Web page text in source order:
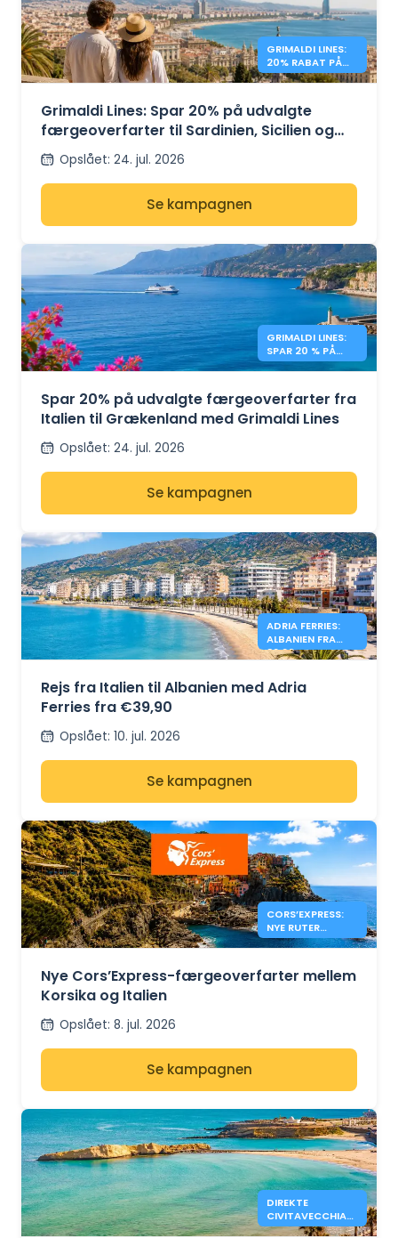
GRIMALDI LINES:
20% RABAT PÅ
MIDDELHAVSFÆR
Grimaldi Lines: Spar 20% på udvalgte
færgeoverfarter til Sardinien, Sicilien og
Spanien
Opslået: 24. jul. 2026
Se kampagnen
GRIMALDI LINES:
SPAR 20 % PÅ
GRÆKENLANDSFÆ
Spar 20% på udvalgte færgeoverfarter fra
Italien til Grækenland med Grimaldi Lines
Opslået: 24. jul. 2026
Se kampagnen
ADRIA FERRIES:
ALBANIEN FRA
39,90 €
Rejs fra Italien til Albanien med Adria
Ferries fra €39,90
Opslået: 10. jul. 2026
Se kampagnen
CORS’EXPRESS:
NYE RUTER
MELLEM KORSIKA
Nye Cors’Express-færgeoverfarter mellem
Korsika og Italien
Opslået: 8. jul. 2026
Se kampagnen
DIREKTE
CIVITAVECCHIA-
TUNIS AFGANGE